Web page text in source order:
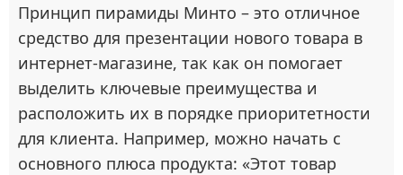
Принцип пирамиды Минто – это отличное
средство для презентации нового товара в
интернет-магазине, так как он помогает
выделить ключевые преимущества и
расположить их в порядке приоритетности
для клиента. Например, можно начать с
основного плюса продукта: «Этот товар